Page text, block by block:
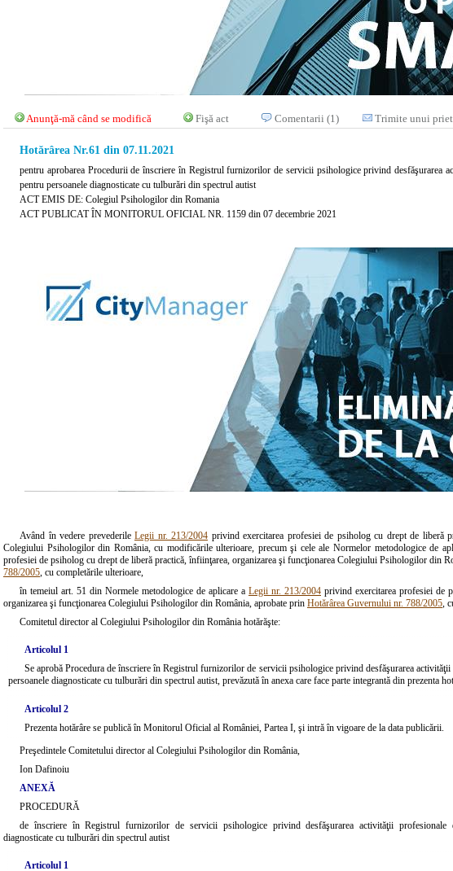
Anunţă-mă când se modifică Fişă act Comentarii (1) Trimite unui
Hotărârea Nr.61 din 07.11.2021
pentru aprobarea Procedurii de înscriere în Registrul furnizorilor de servicii psihologice privind desfăşurarea
pentru persoanele diagnosticate cu tulburări din spectrul autist
ACT EMIS DE: Colegiul Psihologilor din Romania
ACT PUBLICAT ÎN MONITORUL OFICIAL NR. 1159 din 07 decembrie 2021
Având în vedere prevederile Legii nr. 213/2004 privind exercitarea profesiei de psiholog cu drept de liberă
Colegiului Psihologilor din România, cu modificările ulterioare, precum şi cele ale Normelor metodologice de
profesiei de psiholog cu drept de liberă practică, înfiinţarea, organizarea şi funcţionarea Colegiului Psihologilor din
788/2005, cu completările ulterioare,
în temeiul art. 51 din Normele metodologice de aplicare a Legii nr. 213/2004 privind exercitarea profesiei de
organizarea şi funcţionarea Colegiului Psihologilor din România, aprobate prin Hotărârea Guvernului nr. 788/2005,
Comitetul director al Colegiului Psihologilor din România hotărăşte:
Articolul 1
Se aprobă Procedura de înscriere în Registrul furnizorilor de servicii psihologice privind desfăşurarea
persoanele diagnosticate cu tulburări din spectrul autist, prevăzută în anexa care face parte integrantă din prezenta
Articolul 2
Prezenta hotărâre se publică în Monitorul Oficial al României, Partea I, şi intră în vigoare de la data publicării.
Preşedintele Comitetului director al Colegiului Psihologilor din România,
Ion Dafinoiu
ANEXĂ
PROCEDURĂ
de înscriere în Registrul furnizorilor de servicii psihologice privind desfăşurarea activităţii profesionale
diagnosticate cu tulburări din spectrul autist
Articolul 1